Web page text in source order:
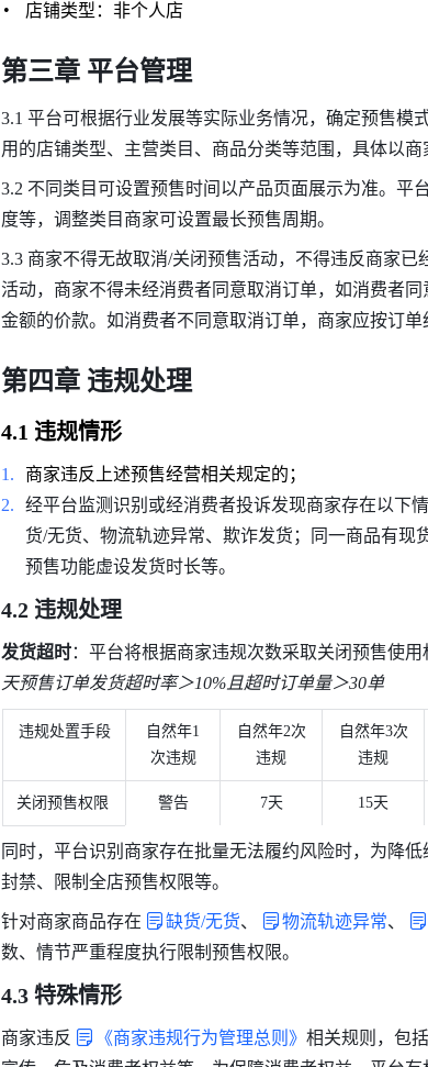
店铺类型：非个人店
第三章 平台管理
3.1 平台可根据行业发展等实际业务情况，确定预售模
用的店铺类型、主营类目、商品分类等范围，具体以商
3.2 不同类目可设置预售时间以产品页面展示为准。平
度等，调整类目商家可设置最长预售周期。
3.3 商家不得无故取消/关闭预售活动，不得违反商家
活动，商家不得未经消费者同意取消订单，如消费者
金额的价款。如消费者不同意取消订单，商家应按订单
第四章 违规处理
4.1 违规情形
商家违反上述预售经营相关规定的；
经平台监测识别或经消费者投诉发现商家存在以下
货/无货、物流轨迹异常、欺诈发货；同一商品有现
预售功能虚设发货时长等。
4.2 违规处理
发货超时：平台将根据商家违规次数采取关闭预售使
天预售订单发货超时率＞10%且超时订单量＞30单
违规处置手段
自然年1
次违规
自然年2次
违规
自然年3次
违规
关闭预售权限 警告 7天 15天
同时，平台识别商家存在批量无法履约风险时，为降
封禁、限制全店预售权限等。
针对商家商品存在 缺货/无货、 物流轨迹异常、
数、情节严重程度执行限制预售权限。
4.3 特殊情形
商家违反 《商家违规行为管理总则》 相关规则，包